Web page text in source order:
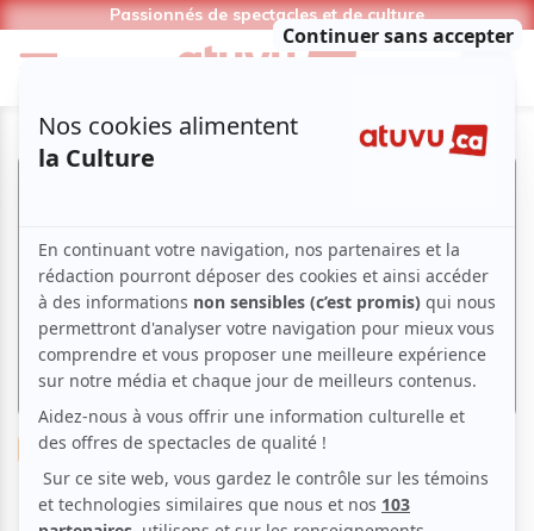
Passionnés de spectacles et de culture
Musique Blues Jazz Swing
Soirée Blues & Jazz –